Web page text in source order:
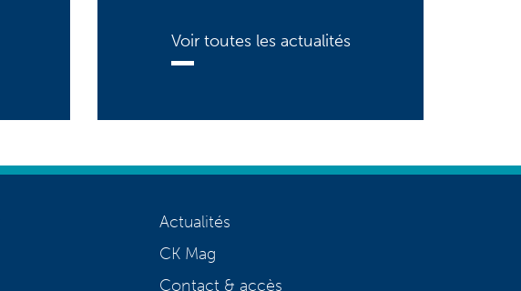
Voir toutes les actualités
Actualités
CK Mag
Contact & accès